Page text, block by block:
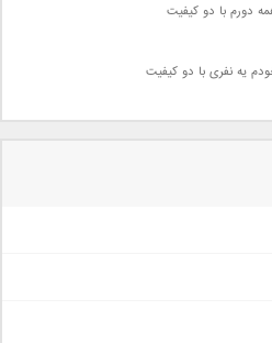
دورم با دو کیفیت
یه نفری با دو کیفیت